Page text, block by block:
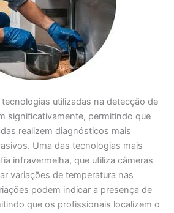
utilizadas na detecção de
significativamente, permitindo que
realizem diagnósticos mais
Uma das tecnologias mais
infravermelha, que utiliza câmeras
variações de temperatura nas
podem indicar a presença de
que os profissionais localizem o